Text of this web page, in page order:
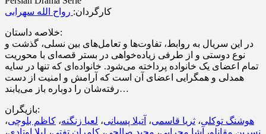
کارگردان: رواح الله سهرابی
خلاصه داستان:
در این سریال به روابط، تفاوت‌ها و تعامل‌های بین نسلی، گذشت و
نوع دوستی و از طرفی زیاده‌خواهی در بستر قصه‌ای با محوریت
تمام اعضای یک خانواده پرداخته می‌شود. خانواده‌ای که تنها در سایه
همدلی و همگرایی اعضای آن است که آرامش و امنیت از دست
رفته‌شان را دوباره باز می‌یابند…
بازیگران:
هوشنگ توکلی، ثریا قاسمی، آتیلا پسیانی، لعیا زنگنه، کاظم بلوچی،
نسرین مقانلو، آشا محرابی، مجید صالحی، کامران تفتی، لیلا اوتادی،